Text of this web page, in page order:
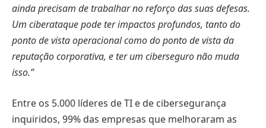
ainda precisam de trabalhar no reforço das suas defesas.
Um ciberataque pode ter impactos profundos, tanto do
ponto de vista operacional como do ponto de vista da
reputação corporativa, e ter um ciberseguro não muda
isso.”
Entre os 5.000 líderes de TI e de cibersegurança
inquiridos, 99% das empresas que melhoraram as